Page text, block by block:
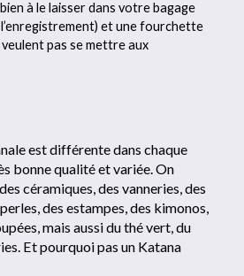
à le laisser dans votre bagage
et une fourchette
pas se mettre aux
est différente dans chaque
bonne qualité et variée. On
céramiques, des vanneries, des
des estampes, des kimonos,
mais aussi du thé vert, du
Et pourquoi pas un Katana